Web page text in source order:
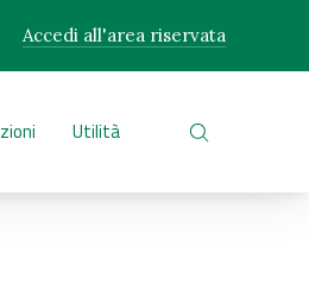
Accedi all'area riservata
Utilità
CERCA NEL